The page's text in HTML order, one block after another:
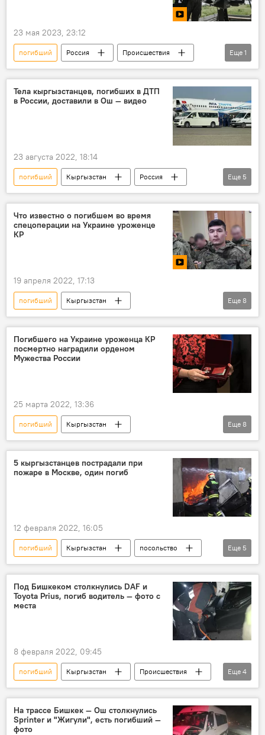
23 мая 2023, 23:12
погибший Россия
Происшествия
Белгородская область
Еще 1
Тела кыргызстанцев, погибших в ДТП
в России, доставили в Ош — видео
23 августа 2022, 18:14
погибший Кыргызстан
Россия
самолет
тело
ДТП
груз 200
Еще 5
Что известно о погибшем во время
спецоперации на Украине уроженце
КР
19 апреля 2022, 17:13
погибший
Кыргызстан
Исламжон Камилов
гибель
отец
история
Спецоперация России по защите Донбасса
Еще 8
Погибшего на Украине уроженца КР
посмертно наградили орденом
Мужества России
25 марта 2022, 13:36
погибший
Кыргызстан
Спецоперация России по защите Донбасса
награда
орден
Еще 8
5 кыргызстанцев пострадали при
пожаре в Москве, один погиб
12 февраля 2022, 16:05
погибший Кыргызстан
посольство
пожар
кыргызстанцы
пострадавшие
Происшествия
Еще 5
Под Бишкеком столкнулись DAF и
Toyota Prius, погиб водитель — фото с
места
8 февраля 2022, 09:45
погибший Кыргызстан
Происшествия
ДТП
авария
DAF
Toyota Prius
Еще 4
На трассе Бишкек — Ош столкнулись
Sprinter и "Жигули", есть погибший —
фото